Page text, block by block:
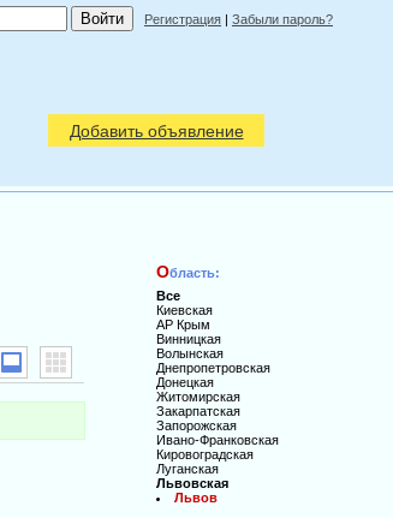
Регистрация | Забыли пароль?
Добавить объявление
Область:
Все
Киевская
АР Крым
Винницкая
Волынская
Днепропетровская
Донецкая
Житомирская
Закарпатская
Запорожская
Ивано-Франковская
Кировоградская
Луганская
Львовская
Львов